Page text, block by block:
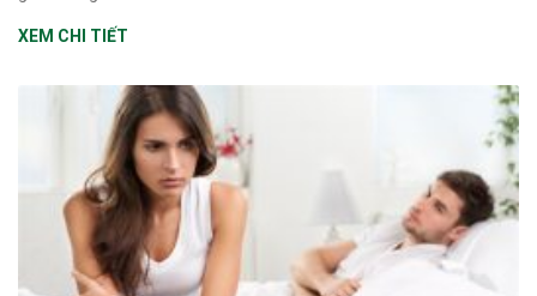
XEM CHI TIẾT